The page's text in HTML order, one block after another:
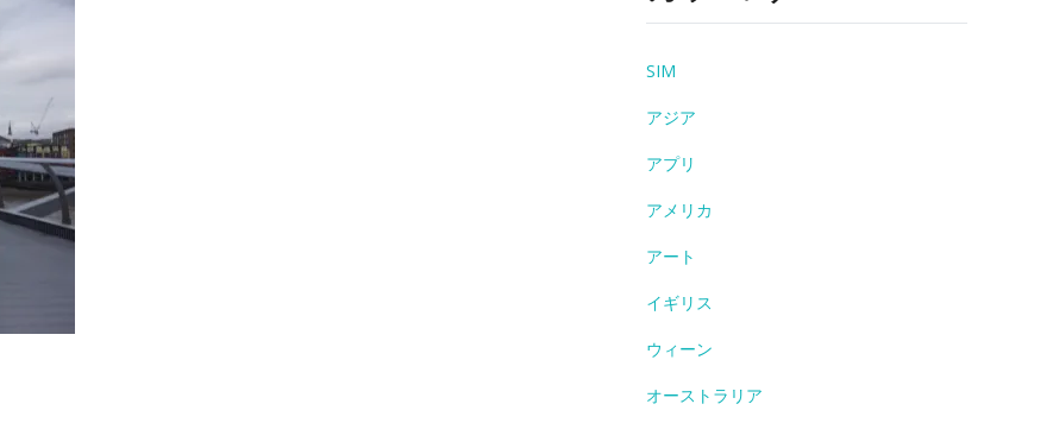
SIM
アジア
アプリ
アメリカ
アート
イギリス
ウィーン
オーストラリア